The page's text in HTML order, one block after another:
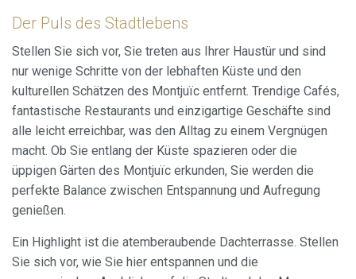
Der Puls des Stadtlebens
Stellen Sie sich vor, Sie treten aus Ihrer Haustür und sind
nur wenige Schritte von der lebhaften Küste und den
kulturellen Schätzen des Montjuïc entfernt. Trendige Cafés,
fantastische Restaurants und einzigartige Geschäfte sind
alle leicht erreichbar, was den Alltag zu einem Vergnügen
macht. Ob Sie entlang der Küste spazieren oder die
üppigen Gärten des Montjuïc erkunden, Sie werden die
perfekte Balance zwischen Entspannung und Aufregung
genießen.
Ein Highlight ist die atemberaubende Dachterrasse. Stellen
Sie sich vor, wie Sie hier entspannen und die